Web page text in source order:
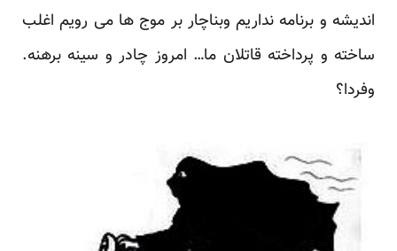
اندیشه و برنامه نداریم وبناچار بر موج ها می رویم اغلب
ساخته و پرداخته قاتلان ما… امروز چادر و سینه برهنه.
وفردا؟